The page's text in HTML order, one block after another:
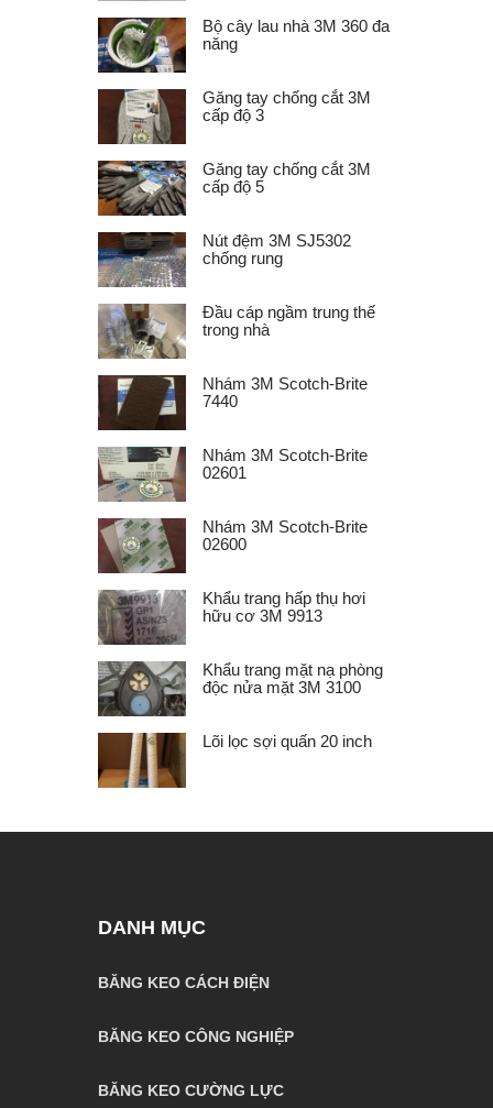
Bộ cây lau nhà 3M 360 đa
năng
Găng tay chống cắt 3M
cấp độ 3
Găng tay chống cắt 3M
cấp độ 5
Nút đệm 3M SJ5302
chống rung
Đầu cáp ngầm trung thế
trong nhà
Nhám 3M Scotch-Brite
7440
Nhám 3M Scotch-Brite
02601
Nhám 3M Scotch-Brite
02600
Khẩu trang hấp thụ hơi
hữu cơ 3M 9913
Khẩu trang mặt nạ phòng
độc nửa mặt 3M 3100
Lõi lọc sợi quấn 20 inch
DANH MỤC
BĂNG KEO CÁCH ĐIỆN
BĂNG KEO CÔNG NGHIỆP
BĂNG KEO CƯỜNG LỰC